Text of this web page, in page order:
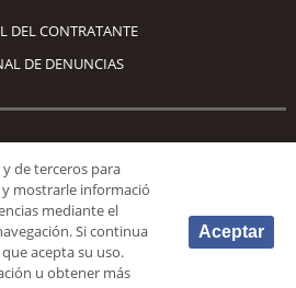
DEL CONTRATANTE
DE DENUNCIAS
Síguenos
Valencia |AVISO LEGAL
de terceros para
mostrarle informació
mediante el
Si continua
acepta su uso.
u obtener más
Aceptar